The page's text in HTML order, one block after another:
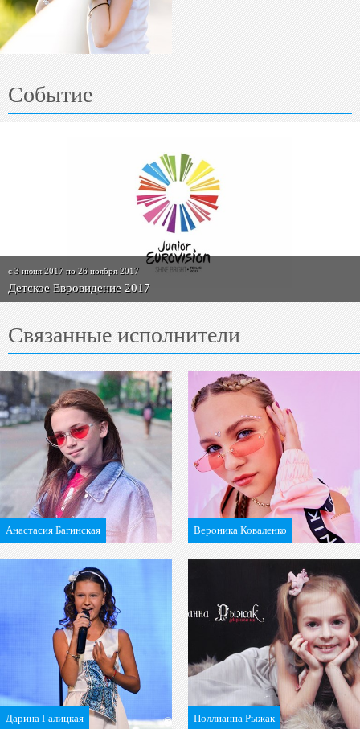
Событие
c 3 июня 2017 по 26 ноября 2017
Детское Евровидение 2017
Связанные исполнители
Анастасия Багинская Вероника Коваленко
Дарина Галицкая Поллианна Рыжак